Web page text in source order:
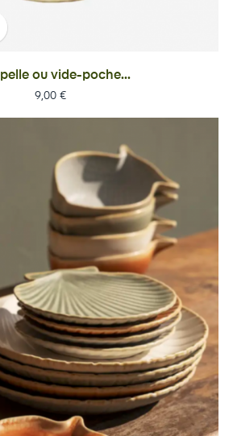
ou vide-poche...
Prix
9,00 €